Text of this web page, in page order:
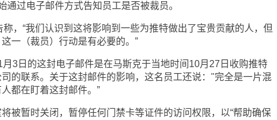
通过电子邮件方式告知员工是否被裁员。
，“我们认识到这将影响到一些为推特做出了宝贵贡献的人，但
一（裁员）行动是有必要的。”
3日的这封电子邮件是在马斯克于当地时间10月27日收购推特
的联系。关于这封邮件的影响，这名员工还说："完全是一片混
都在盯着这封邮件。”
被暂时关闭，暂停任何门禁卡等证件的访问权限，以“帮助确保